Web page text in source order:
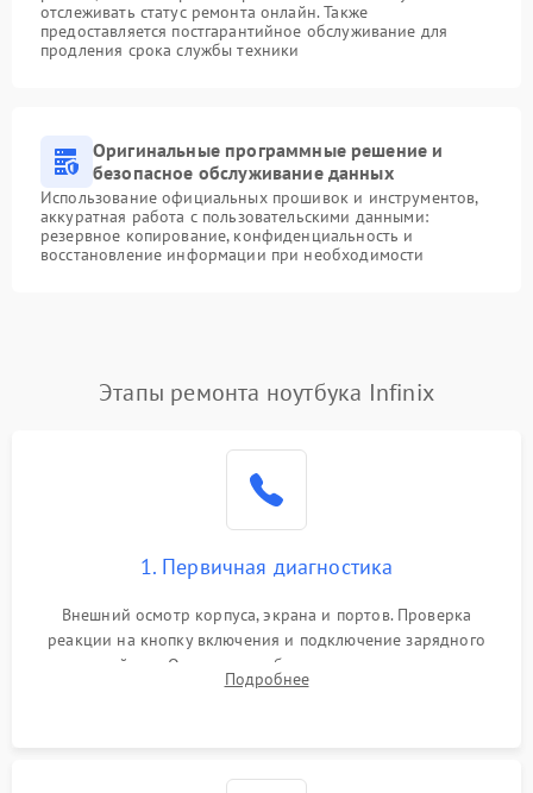
отслеживать статус ремонта онлайн. Также
предоставляется постгарантийное обслуживание для
продления срока службы техники
Оригинальные программные решение и
безопасное обслуживание данных
Использование официальных прошивок и инструментов,
аккуратная работа с пользовательскими данными:
резервное копирование, конфиденциальность и
восстановление информации при необходимости
Этапы ремонта ноутбука Infinix
1. Первичная диагностика
Внешний осмотр корпуса, экрана и портов. Проверка
реакции на кнопку включения и подключение зарядного
устройства. Оценка потребления тока с помощью
лабораторного блока питания для локализации проблемы.
Подробнее